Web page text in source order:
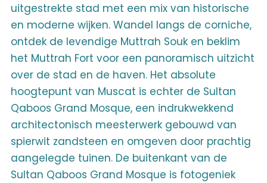
uitgestrekte stad met een mix van historische
en moderne wijken. Wandel langs de corniche,
ontdek de levendige Muttrah Souk en beklim
het Muttrah Fort voor een panoramisch uitzicht
over de stad en de haven. Het absolute
hoogtepunt van Muscat is echter de Sultan
Qaboos Grand Mosque, een indrukwekkend
architectonisch meesterwerk gebouwd van
spierwit zandsteen en omgeven door prachtig
aangelegde tuinen. De buitenkant van de
Sultan Qaboos Grand Mosque is fotogeniek